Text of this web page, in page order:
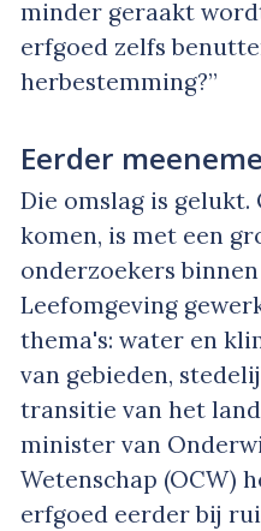
minder geraakt
erfgoed zelfs
herbestemming?”
Eerder
Die omslag is
komen, is met een
onderzoekers
Leefomgeving
thema's: water en
van gebieden,
transitie van het
minister van
Wetenschap (OCW)
erfgoed eerder bij